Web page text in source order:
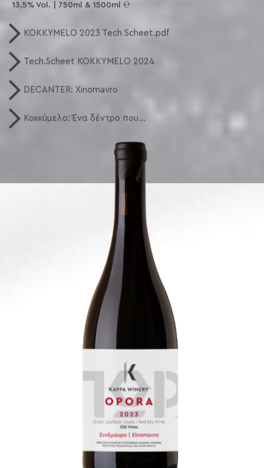
13,5% Vol. | 750ml & 1500ml ℮
KOKKYMELO 2023 Tech Scheet.pdf
Tech.Scheet KOKKYMELO 2024
DECANTER: Xinomavro
Κοκκύμελο: Ένα δέντρο που...